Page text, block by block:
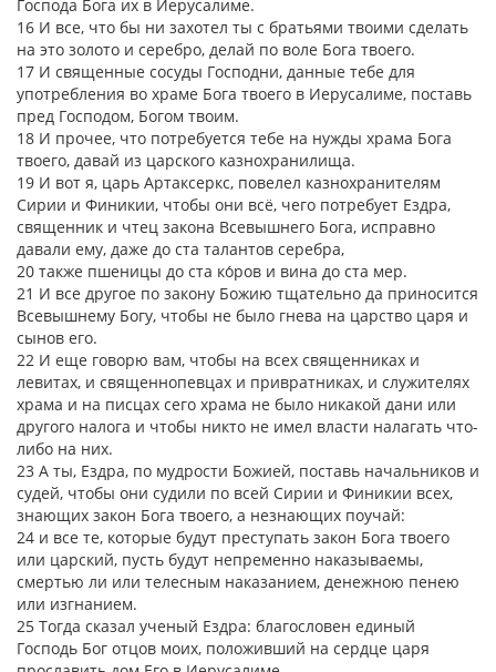
Господа Бога их в Иерусалиме.
16 И все, что бы ни захотел ты с братьями твоими сделать
на это золото и серебро, делай по воле Бога твоего.
17 И священные сосуды Господни, данные тебе для
употребления во храме Бога твоего в Иерусалиме, поставь
пред Господом, Богом твоим.
18 И прочее, что потребуется тебе на нужды храма Бога
твоего, давай из царского казнохранилища.
19 И вот я, царь Артаксеркс, повелел казнохранителям
Сирии и Финикии, чтобы они всё, чего потребует Ездра,
священник и чтец закона Всевышнего Бога, исправно
давали ему, даже до ста талантов серебра,
20 также пшеницы до ста ко́ров и вина до ста мер.
21 И все другое по закону Божию тщательно да приносится
Всевышнему Богу, чтобы не было гнева на царство царя и
сынов его.
22 И еще говорю вам, чтобы на всех священниках и
левитах, и священнопевцах и привратниках, и служителях
храма и на писцах сего храма не было никакой дани или
другого налога и чтобы никто не имел власти налагать что-
либо на них.
23 А ты, Ездра, по мудрости Божией, поставь начальников и
судей, чтобы они судили по всей Сирии и Финикии всех,
знающих закон Бога твоего, а незнающих поучай:
24 и все те, которые будут преступать закон Бога твоего
или царский, пусть будут непременно наказываемы,
смертью ли или телесным наказанием, денежною пенею
или изгнанием.
25 Тогда сказал ученый Ездра: благословен единый
Господь Бог отцов моих, положивший на сердце царя